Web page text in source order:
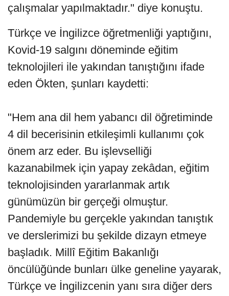
çalışmalar yapılmaktadır." diye konuştu.
Türkçe ve İngilizce öğretmenliği yaptığını,
Kovid-19 salgını döneminde eğitim
teknolojileri ile yakından tanıştığını ifade
eden Ökten, şunları kaydetti:
"Hem ana dil hem yabancı dil öğretiminde
4 dil becerisinin etkileşimli kullanımı çok
önem arz eder. Bu işlevselliği
kazanabilmek için yapay zekâdan, eğitim
teknolojisinden yararlanmak artık
günümüzün bir gerçeği olmuştur.
Pandemiyle bu gerçekle yakından tanıştık
ve derslerimizi bu şekilde dizayn etmeye
başladık. Millî Eğitim Bakanlığı
öncülüğünde bunları ülke geneline yayarak,
Türkçe ve İngilizcenin yanı sıra diğer ders